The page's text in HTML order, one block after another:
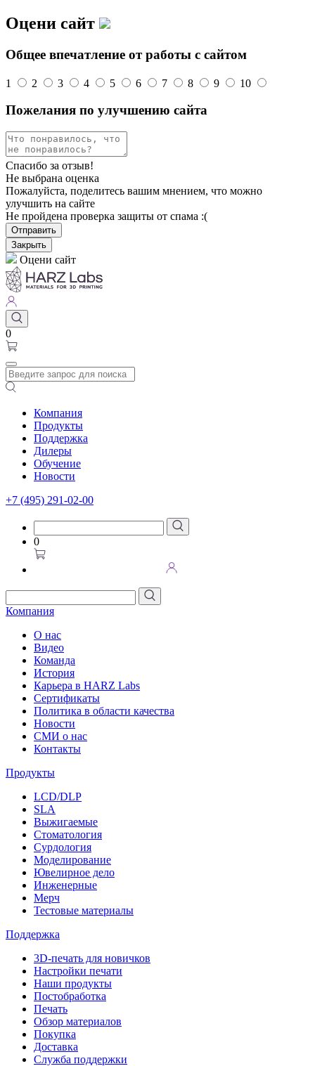
Оцени сайт
Общее впечатление от работы с сайтом
1 2 3 4 5 6 7 8 9 10
Пожелания по улучшению сайта
Спасибо за отзыв!
Не выбрана оценка
Пожалуйста, поделитесь вашим мнением, что можно
улучшить на сайте
Не пройдена проверка защиты от спама :(
Отправить
Закрыть
Оцени сайт
0
Компания
Продукты
Поддержка
Дилеры
Обучение
Новости
+7 (495) 291-02-00
0
Компания
О нас
Видео
Команда
История
Карьера в HARZ Labs
Сертификаты
Политика в области качества
Новости
СМИ о нас
Контакты
Продукты
LCD/DLP
SLA
Выжигаемые
Стоматология
Сурдология
Моделирование
Ювелирное дело
Инженерные
Мерч
Тестовые материалы
Поддержка
3D-печать для новичков
Настройки печати
Наши продукты
Постобработка
Печать
Обзор материалов
Покупка
Доставка
Служба поддержки